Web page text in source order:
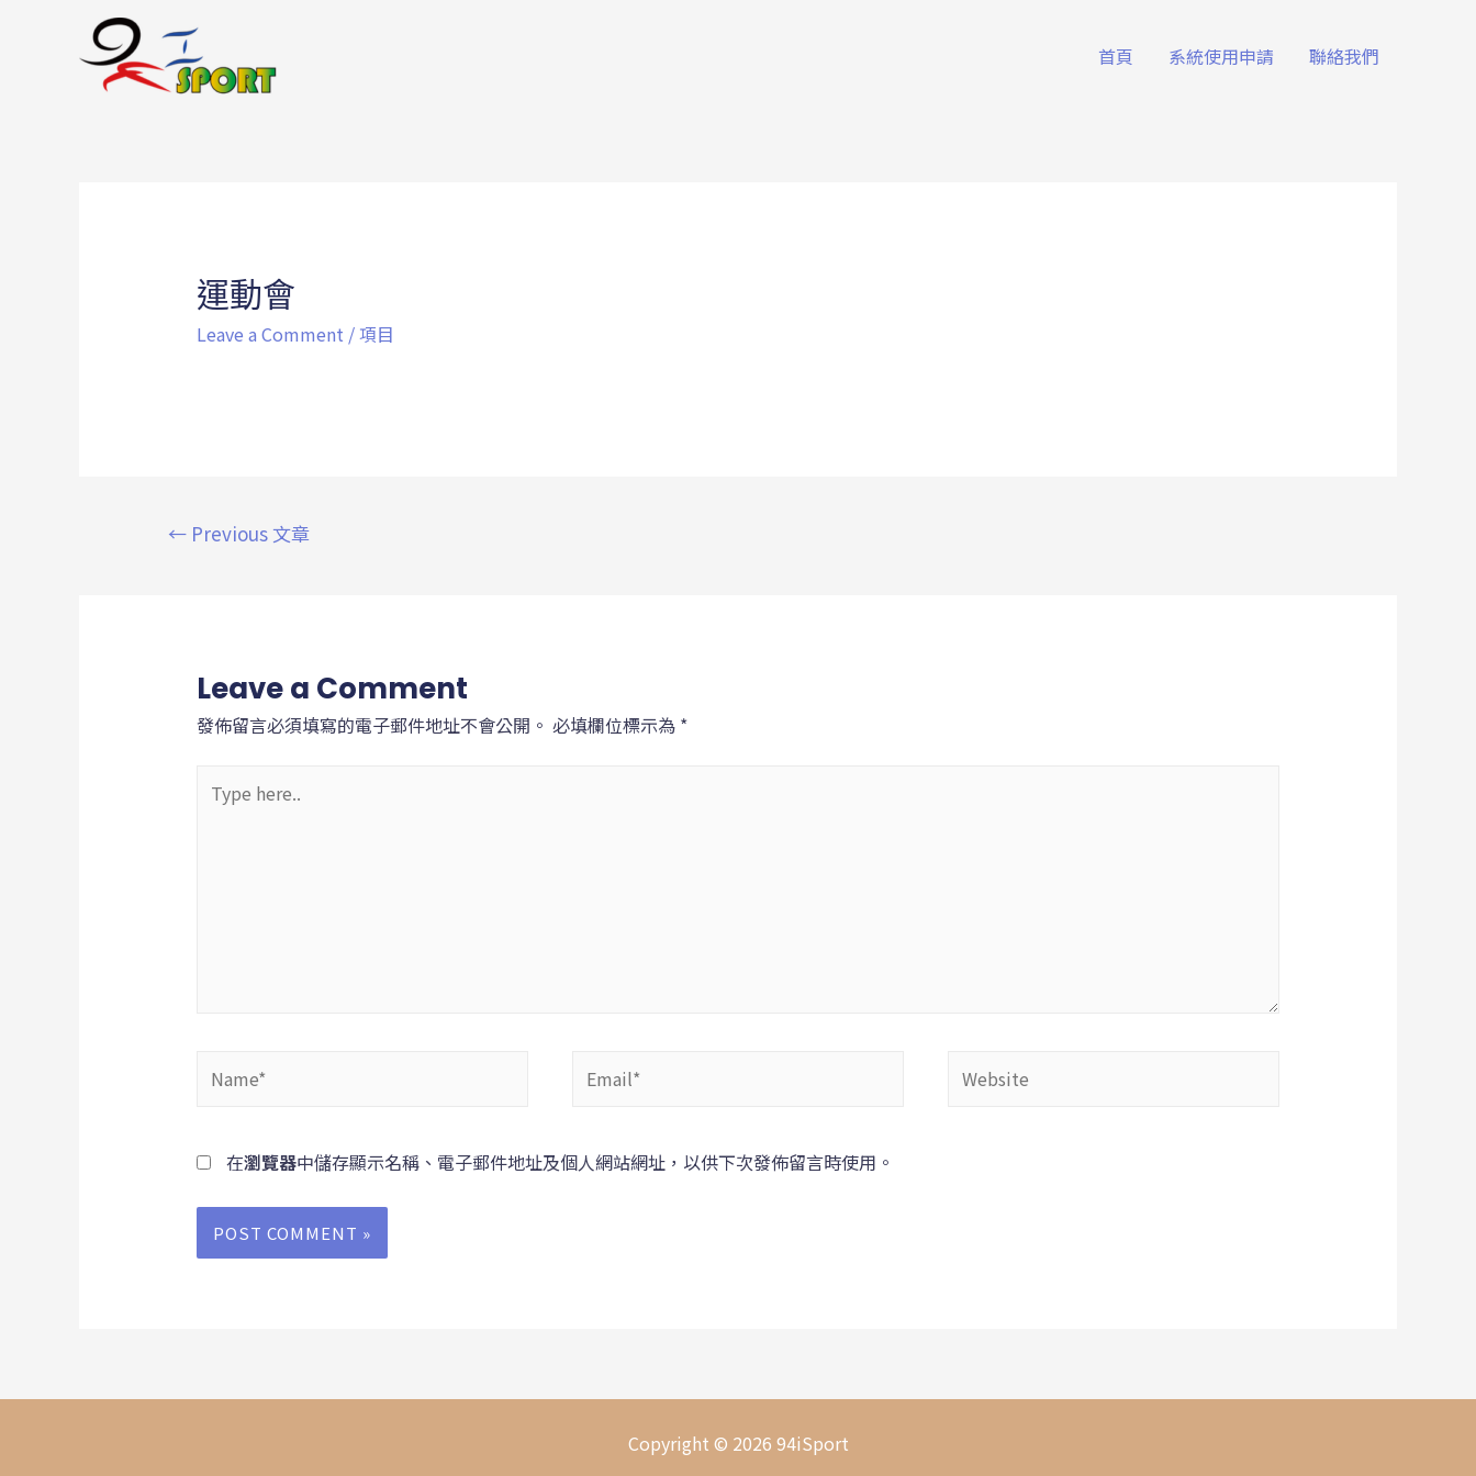
首頁 系統使用申請 聯絡我們
運動會
Leave a Comment /項目
←Previous 文章
Leave a Comment
發佈留言必須填寫的電子郵件地址不會公開。 必填欄位標示為 *
在瀏覽器中儲存顯示名稱、電子郵件地址及個人網站網址，以供下次發佈留言時使用。
Copyright © 2026 94iSport